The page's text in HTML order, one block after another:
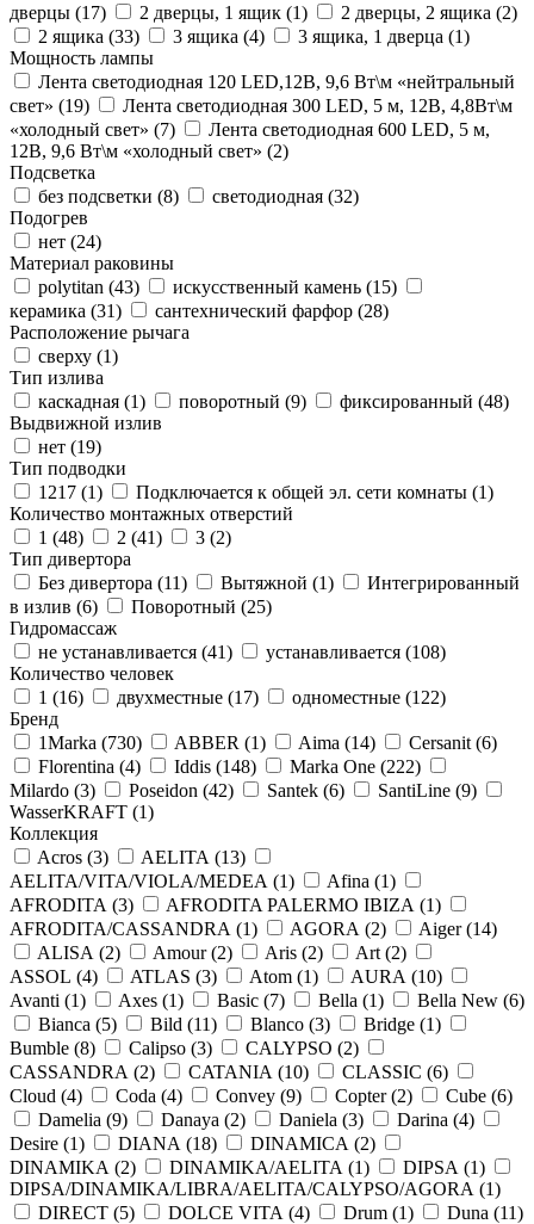
дверцы (17) 2 дверцы, 1 ящик (1) 2 дверцы, 2 ящика (2)
2 ящика (33) 3 ящика (4) 3 ящика, 1 дверца (1)
Мощность лампы
Лента светодиодная 120 LED,12В, 9,6 Вт\м «нейтральный
свет» (19)
Лента светодиодная 300 LED, 5 м, 12В, 4,8Вт\м
«холодный свет» (7)
Лента светодиодная 600 LED, 5 м,
12В, 9,6 Вт\м «холодный свет» (2)
Подсветка
без подсветки (8) светодиодная (32)
Подогрев
нет (24)
Материал раковины
polytitan (43) искусственный камень (15)
керамика (31) сантехнический фарфор (28)
Расположение рычага
сверху (1)
Тип излива
каскадная (1) поворотный (9) фиксированный (48)
Выдвижной излив
нет (19)
Тип подводки
1217 (1) Подключается к общей эл. сети комнаты (1)
Количество монтажных отверстий
1 (48) 2 (41) 3 (2)
Тип дивертора
Без дивертора (11) Вытяжной (1)
Интегрированный
в излив (6) Поворотный (25)
Гидромассаж
не устанавливается (41) устанавливается (108)
Количество человек
1 (16) двухместные (17) одноместные (122)
Бренд
1Marka (730) ABBER (1) Aima (14) Cersanit (6)
Florentina (4) Iddis (148) Marka One (222)
Milardo (3) Poseidon (42) Santek (6) SantiLine (9)
WasserKRAFT (1)
Коллекция
Acros (3) AELITA (13)
AELITA/VITA/VIOLA/MEDEA (1) Afina (1)
AFRODITA (3) AFRODITA PALERMO IBIZA (1)
AFRODITA/CASSANDRA (1) AGORA (2) Aiger (14)
ALISA (2) Amour (2) Aris (2) Art (2)
ASSOL (4) ATLAS (3) Atom (1) AURA (10)
Avanti (1) Axes (1) Basic (7) Bella (1) Bella New (6)
Bianca (5) Bild (11) Blanco (3) Bridge (1)
Bumble (8) Calipso (3) CALYPSO (2)
CASSANDRA (2) CATANIA (10) CLASSIC (6)
Cloud (4) Coda (4) Convey (9) Copter (2) Cube (6)
Damelia (9) Danaya (2) Daniela (3) Darina (4)
Desire (1) DIANA (18) DINAMICA (2)
DINAMIKA (2) DINAMIKA/AELITA (1) DIPSA (1)
DIPSA/DINAMIKA/LIBRA/AELITA/CALYPSO/AGORA (1)
DIRECT (5) DOLCE VITA (4) Drum (1) Duna (11)